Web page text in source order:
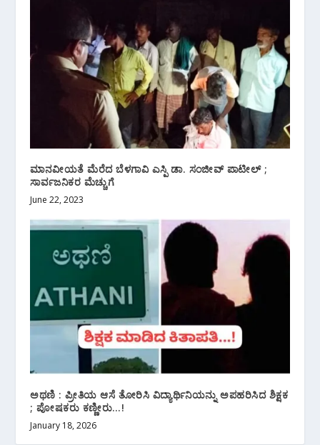
ಮಾನವೀಯತೆ ಮೆರೆದ ಬೆಳಗಾವಿ ಎಸ್ಪಿ ಡಾ. ಸಂಜೀವ್ ಪಾಟೀಲ್ ;
ಸಾರ್ವಜನಿಕರ ಮೆಚ್ಚುಗೆ
June 22, 2023
ಅಥಣಿ : ಪ್ರೀತಿಯ ಆಸೆ ತೋರಿಸಿ ವಿದ್ಯಾರ್ಥಿನಿಯನ್ನು ಅಪಹರಿಸಿದ ಶಿಕ್ಷಕ
; ಪೋಷಕರು ಕಣ್ಣೀರು…!
January 18, 2026